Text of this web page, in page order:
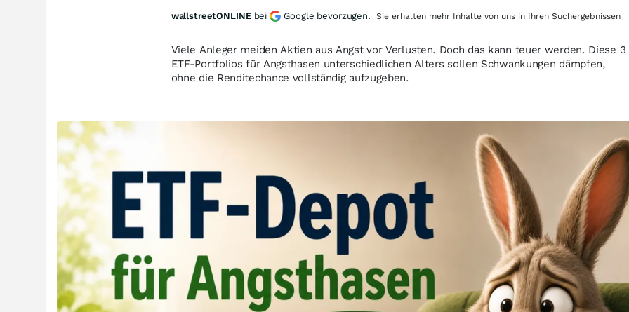
Viele Anleger meiden Aktien aus Angst vor Verlusten. Doch das kann teuer werden. Diese 3
ETF-Portfolios für Angsthasen unterschiedlichen Alters sollen Schwankungen dämpfen,
ohne die Renditechance vollständig aufzugeben.
wallstreetONLINE bei Google bevorzugen. Sie erhalten mehr Inhalte von uns in Ihren Suchergebnissen